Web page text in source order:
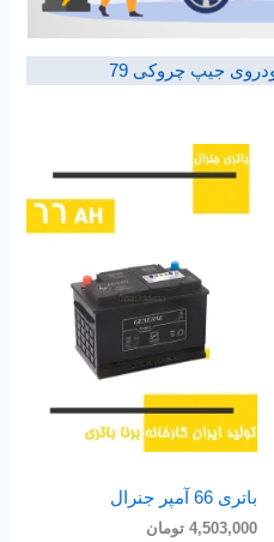
جیپ چروکی 79
باتری 66 آمپر جنرال
4,503,000 تومان